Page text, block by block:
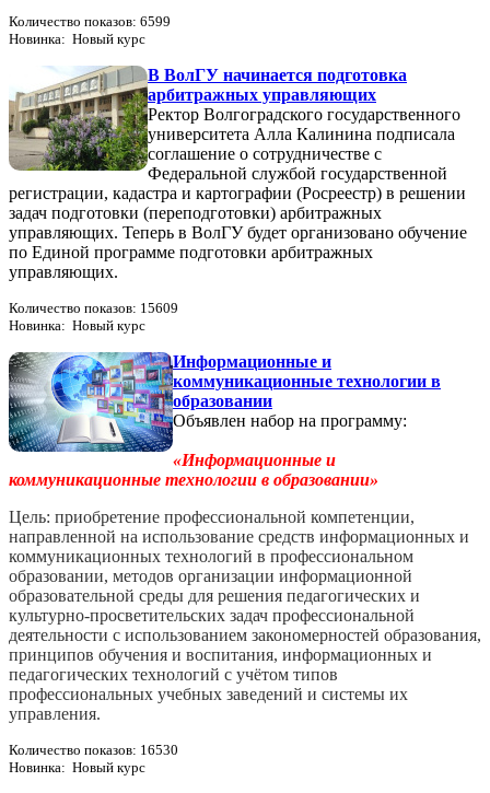
Количество показов: 6599
Новинка: Новый курс
В ВолГУ начинается подготовка
арбитражных управляющих
Ректор Волгоградского государственного
университета Алла Калинина подписала
соглашение о сотрудничестве с
Федеральной службой государственной
регистрации, кадастра и картографии (Росреестр) в решении
задач подготовки (переподготовки) арбитражных
управляющих. Теперь в ВолГУ будет организовано обучение
по Единой программе подготовки арбитражных
управляющих.
Количество показов: 15609
Новинка: Новый курс
Информационные и
коммуникационные технологии в
образовании
Объявлен набор на программу:
«Информационные и
коммуникационные технологии в образовании»
Цель: приобретение профессиональной компетенции,
направленной на использование средств информационных и
коммуникационных технологий в профессиональном
образовании, методов организации информационной
образовательной среды для решения педагогических и
культурно-­просветительских задач профессиональной
деятельности с использованием закономерностей образования,
принципов обучения и воспитания, информационных и
педагогических технологий с учётом типов
профессиональных учебных заведений и системы их
управления.
Количество показов: 16530
Новинка: Новый курс